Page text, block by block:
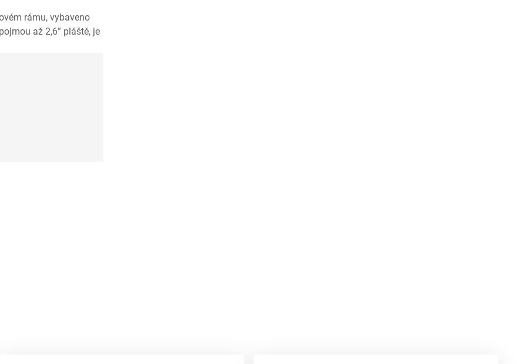
rámu, vybaveno
až 2,6” pláště, je